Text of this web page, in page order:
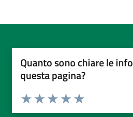
Quanto sono chiare le
questa pagina?
Valuta da 1 a 5 stelle la pagina
Valuta 5 stelle
Valuta 4 stelle su 5
Valuta 3 stelle su 5
Valuta 2 stelle su 5
Valuta 1 stelle su 5